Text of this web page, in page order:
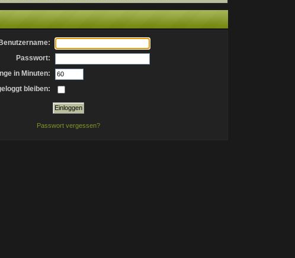
Passwort:
in Minuten:
bleiben:
Passwort vergessen?